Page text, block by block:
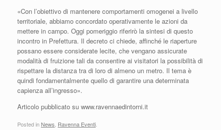
«Con l’obiettivo di mantenere comportamenti omogenei a livello
territoriale, abbiamo concordato operativamente le azioni da
mettere in campo. Oggi pomeriggio riferirò la sintesi di questo
incontro in Prefettura. Il decreto ci chiede, affinché le riaperture
possano essere considerate lecite, che vengano assicurate
modalità di fruizione tali da consentire ai visitatori la possibilità di
rispettare la distanza tra di loro di almeno un metro. Il tema è
quindi fondamentalmente quello di garantire una determinata
capienza all’ingresso».
Articolo pubblicato su www.ravennaedintorni.it
Posted in News, Ravenna Eventi.